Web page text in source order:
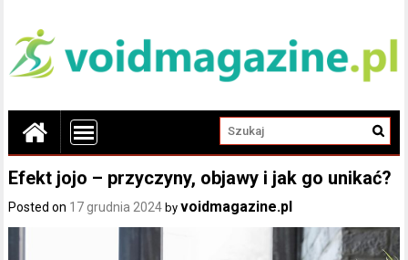
Efekt jojo – przyczyny, objawy i jak go unikać?
Posted on 17 grudnia 2024 byvoidmagazine.pl